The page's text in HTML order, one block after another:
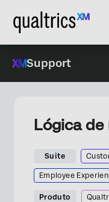
Support
Lógica
Suite
Employee
Produto